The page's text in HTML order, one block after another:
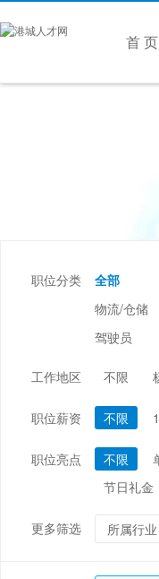
首 页
职位分类 全部
物流/仓储
驾驶员
编辑/出版/
能源/电力/
工作地区 不限
职位薪资 不限
职位亮点 不限
节日礼金
更多筛选 所属行业